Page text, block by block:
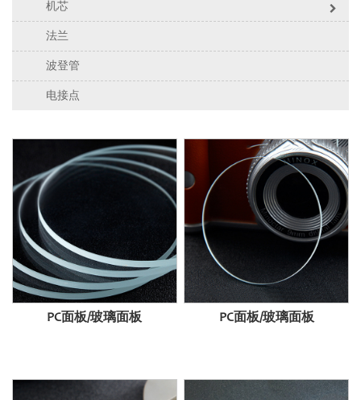
机芯
法兰
波登管
电接点
PC面板/玻璃面板 PC面板/玻璃面板